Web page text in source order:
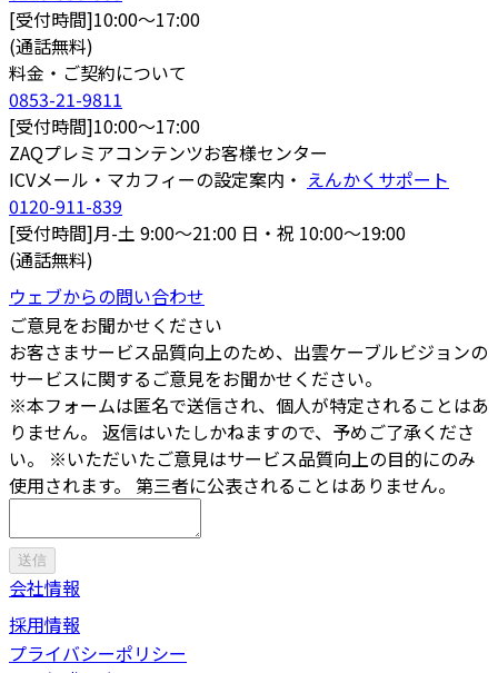
[受付時間]10:00～17:00
(通話無料)
料金・ご契約について
0853-21-9811
[受付時間]10:00～17:00
ZAQプレミアコンテンツお客様センター
ICVメール・マカフィーの設定案内・ えんかくサポート
0120-911-839
[受付時間]月-土 9:00～21:00 日・祝 10:00～19:00
(通話無料)
ウェブからの問い合わせ
ご意見をお聞かせください
お客さまサービス品質向上のため、出雲ケーブルビジョンの
サービスに関するご意見をお聞かせください。
※本フォームは匿名で送信され、個人が特定されることはあ
りません。 返信はいたしかねますので、予めご了承くださ
い。 ※いただいたご意見はサービス品質向上の目的にのみ
使用されます。 第三者に公表されることはありません。
送信
会社情報
採用情報
プライバシーポリシー